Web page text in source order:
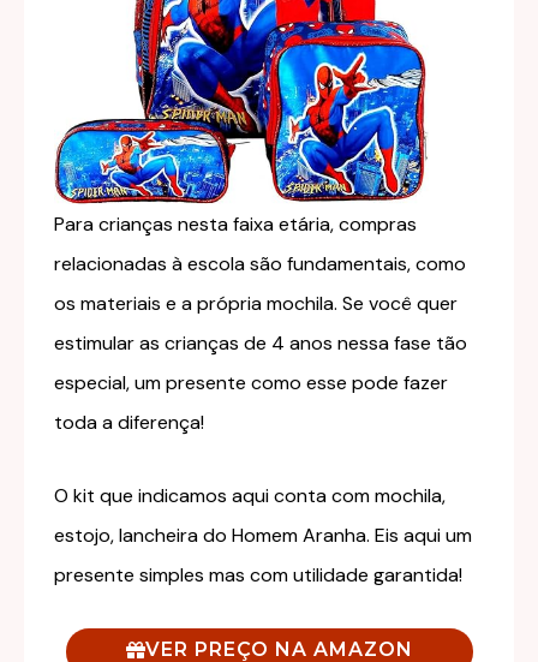
Para crianças nesta faixa etária, compras
relacionadas à escola são fundamentais, como
os materiais e a própria mochila. Se você quer
estimular as crianças de 4 anos nessa fase tão
especial, um presente como esse pode fazer
toda a diferença!
O kit que indicamos aqui conta com mochila,
estojo, lancheira do Homem Aranha. Eis aqui um
presente simples mas com utilidade garantida!
VER PREÇO NA AMAZON